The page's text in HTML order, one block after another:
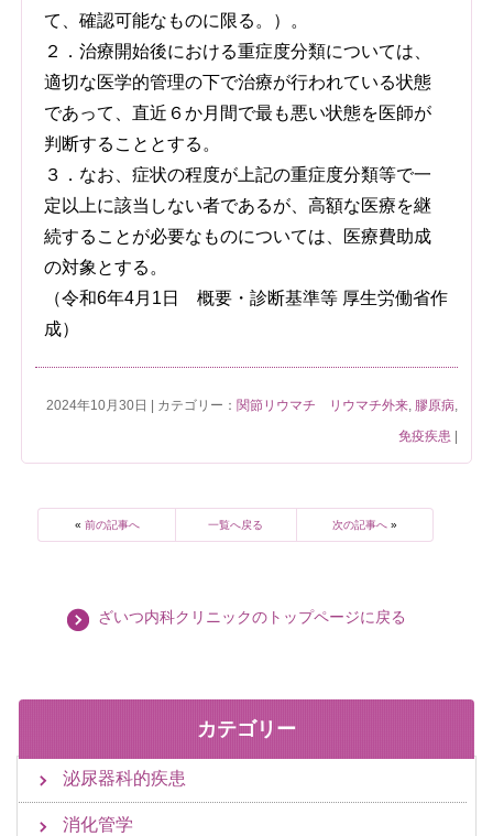
て、確認可能なものに限る。）。
２．治療開始後における重症度分類については、
適切な医学的管理の下で治療が行われている状態
であって、直近６か月間で最も悪い状態を医師が
判断することとする。
３．なお、症状の程度が上記の重症度分類等で一
定以上に該当しない者であるが、高額な医療を継
続することが必要なものについては、医療費助成
の対象とする。
（令和6年4月1日 概要・診断基準等 厚生労働省作
成）
2024年10月30日 | カテゴリー： 関節リウマチ リウマチ外来, 膠原病,
免疫疾患 |
« 前の記事へ 一覧へ戻る 次の記事へ»
ざいつ内科クリニックのトップページに戻る
カテゴリー
泌尿器科的疾患
消化管学